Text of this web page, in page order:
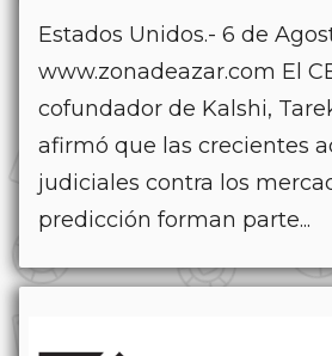
Estados Unidos.- 6 de
www.zonadeazar.com El
cofundador de Kalshi,
afirmó que las crecientes
judiciales contra los
predicción forman parte...